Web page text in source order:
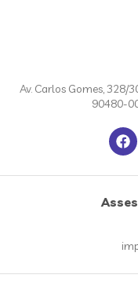
Av. Carlos Gomes, 328/
90480-